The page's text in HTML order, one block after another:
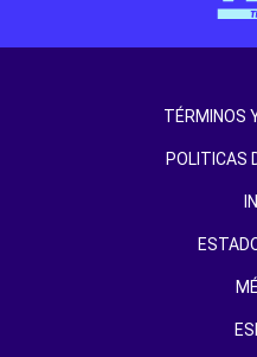
TÉRMINOS
POLITICAS